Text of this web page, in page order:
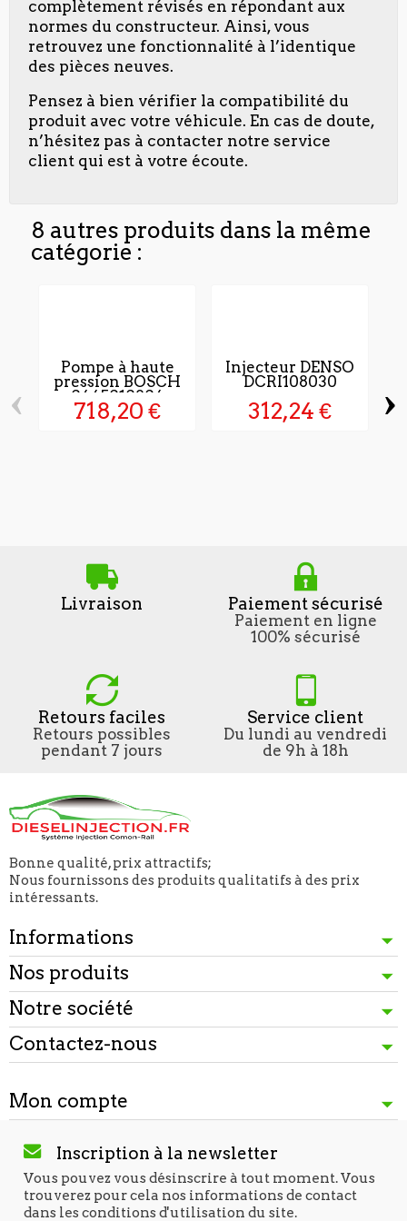
complètement révisés en répondant aux
normes du constructeur. Ainsi, vous
retrouvez une fonctionnalité à l’identique
des pièces neuves.
Pensez à bien vérifier la compatibilité du
produit avec votre véhicule. En cas de doute,
n’hésitez pas à contacter notre service
client qui est à votre écoute.
8 autres produits dans la même
catégorie :
Pompe à haute
pression BOSCH
0445010804
718,20 €
Injecteur DENSO
DCRI108030
312,24 €
‹ ›
Livraison Paiement sécurisé
Paiement en ligne
100% sécurisé
Retours faciles
Retours possibles
pendant 7 jours
Service client
Du lundi au vendredi
de 9h à 18h
Bonne qualité, prix attractifs;
Nous fournissons des produits qualitatifs à des prix
intéressants.
Informations
Nos produits
Notre société
Contactez-nous
Mon compte
Inscription à la newsletter
Vous pouvez vous désinscrire à tout moment. Vous
trouverez pour cela nos informations de contact
dans les conditions d'utilisation du site.